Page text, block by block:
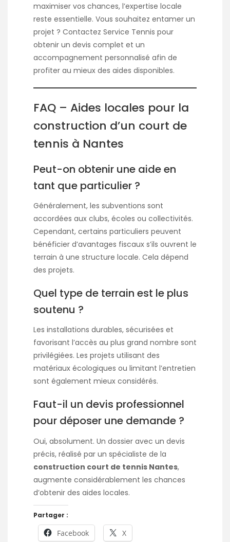
maximiser vos chances, l’expertise locale
reste essentielle. Vous souhaitez entamer un
projet ? Contactez Service Tennis pour
obtenir un devis complet et un
accompagnement personnalisé afin de
profiter au mieux des aides disponibles.
FAQ – Aides locales pour la
construction d’un court de
tennis à Nantes
Peut-on obtenir une aide en
tant que particulier ?
Généralement, les subventions sont
accordées aux clubs, écoles ou collectivités.
Cependant, certains particuliers peuvent
bénéficier d’avantages fiscaux s’ils ouvrent le
terrain à une structure locale. Cela dépend
des projets.
Quel type de terrain est le plus
soutenu ?
Les installations durables, sécurisées et
favorisant l’accès au plus grand nombre sont
privilégiées. Les projets utilisant des
matériaux écologiques ou limitant l’entretien
sont également mieux considérés.
Faut-il un devis professionnel
pour déposer une demande ?
Oui, absolument. Un dossier avec un devis
précis, réalisé par un spécialiste de la
construction court de tennis Nantes,
augmente considérablement les chances
d’obtenir des aides locales.
Partager :
Facebook X